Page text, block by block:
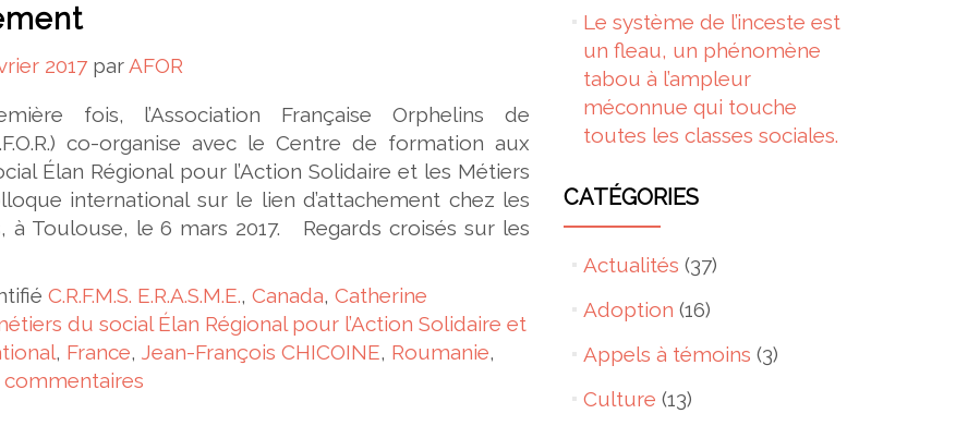
2017 par AFOR
fois, l’Association Française Orphelins de
co-organise avec le Centre de formation aux
Élan Régional pour l’Action Solidaire et les Métiers
international sur le lien d’attachement chez les
Toulouse, le 6 mars 2017. Regards croisés sur les
C.R.F.M.S. E.R.A.S.M.E., Canada, Catherine
du social Élan Régional pour l’Action Solidaire et
, France, Jean-François CHICOINE, Roumanie,
commentaires
Le système de l’inceste est
un fleau, un phénomène
tabou à l’ampleur
méconnue qui touche
toutes les classes sociales.
CATÉGORIES
Actualités (37)
Adoption (16)
Appels à témoins (3)
Culture (13)